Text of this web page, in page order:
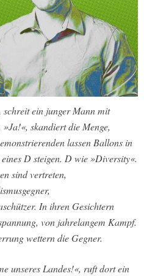
ein junger Mann mit
skandiert die Menge,
lassen Ballons in
D steigen. D wie »Diversity«.
sind vertreten,
In ihren Gesichtern
von jahrelangem Kampf.
wettern die Gegner.
unseres Landes!«, ruft dort ein